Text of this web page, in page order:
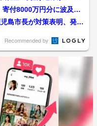
寄付8000万円分に波及
島市長が対策表明、発送
Recommended by